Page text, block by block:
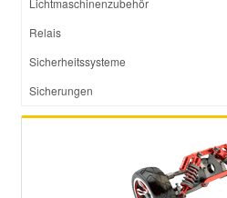
Relais
Sicherheitssysteme
Sicherungen